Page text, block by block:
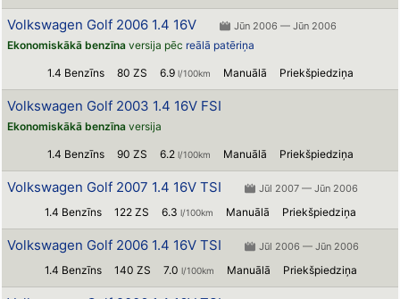
Volkswagen Golf 2006 1.4 16V Jūn 2006 — Jūn 2006
Ekonomiskākā benzīna versija pēc reālā patēriņa
1.4 Benzīns 80 ZS 6.9l/100km Manuālā Priekšpiedziņa
Volkswagen Golf 2003 1.4 16V FSI
Ekonomiskākā benzīna versija
1.4 Benzīns 90 ZS 6.2l/100km Manuālā Priekšpiedziņa
Volkswagen Golf 2007 1.4 16V TSI Jūl 2007 — Jūn 2006
1.4 Benzīns 122 ZS 6.3l/100km Manuālā Priekšpiedziņa
Volkswagen Golf 2006 1.4 16V TSI Jūl 2006 — Jūn 2006
1.4 Benzīns 140 ZS 7.0 l/100km Manuālā Priekšpiedziņa